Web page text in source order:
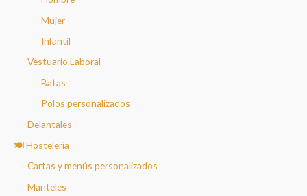
Mujer
Infantil
Vestuario Laboral
Batas
Polos personalizados
Delantales
🍽️ Hostelería
Cartas y menús personalizados
Manteles